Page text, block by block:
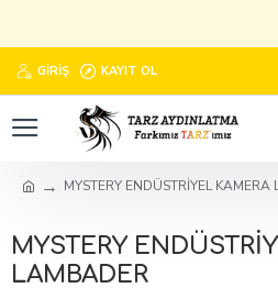
GIRIŞ KAYIT OL
MYSTERY ENDÜSTRİYEL KAMERA
MYSTERY
LAMBADER